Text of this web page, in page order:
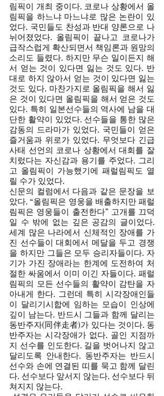
림픽이 개최 중이다. 코로나 상황에서 올
림픽을 하느냐 마느냐로 많은 논란이 있
었다. 국민들도 찬성과 반대 양론으로 나
뉘어졌었다. 올림픽이 끝나고 코로나가
급작스럽게 확산되면서 책임론과 원망의
소리도 들렸다. 하지만 무슨 일이든지 해
서 얻는 것이 있다면 잃는 것도 있다. 반
대로 하지 않아서 얻는 것이 있다면 잃는
것도 있다. 마찬가지로 올림픽을 해서 잃
은 것이 있다면 올림픽을 해서 얻은 것도
있다. 특히 일본선수들의 역사에 남을 대
단한 활약이 있었다. 선수들을 통한 많은
감동의 드라마가 있었다. 국민들이 얻은
즐거움과 위로가 있었다. 무엇보다 긴급
사태 선언의 코로나 상황에서 대회를 잘
치렀다는 자신감과 용기를 주었다. 그리
고 올림픽이 가능했기에 패럴림픽도 열
릴 수가 있었다.
신문의 컬럼에서 다음과 같은 문장을 보
았다. “올림픽은 영웅을 배출하지만 패럴
림픽은 영웅들이 출전한다” 고개를 끄덕
일 수 밖에 없는 깊은 공감의 글이었다.
세계 많은 나라에서 신체적인 장애를 가
진 선수들이 대회에서 메달을 두고 경쟁
을 하지만 그들은 모두 승리자들이다. 자
기가 가진 장애라는 한계에 도전하여 처
절한 싸움에서 이미 이긴 자들이다. 패럴
림픽의 모든 선수들의 활약이 감탄을 자
아내게 한다. 그런데 특히 시각장애인들
이 달리기시합에 임하는 모습이 인상에
깊이 남는다. 반드시 그들과 함께 달리는
동반주자(同伴走者)가 있다는 것이다. 동
반주자는 시각장애가 없다. 골인 지점까
지 선수를 인도한다. 길을 벗어나지 않고
달리도록 안내한다. 동반주자는 반드시
선수와 손에 연결된 띠를 묵고 함께 달린
다. 선수보다 앞서지 않는다. 선수보다 뒤
쳐지지 않는다.